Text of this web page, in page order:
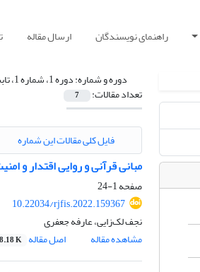
راهنمای نویسندگان ارسال مقاله
دوره و شماره:دوره 1، شماره 1، تابستان 1401، صفحه 1-156
تعداد مقالات: 7
فایل کلی مقالات این شماره
مبانی قرآنی و روایی اقتدار و
صفحه1-24
10.22034/rjfis.2022.159367
نجف لک‌زایی، عارفه جعفری
مشاهده مقاله
اصل مقاله K